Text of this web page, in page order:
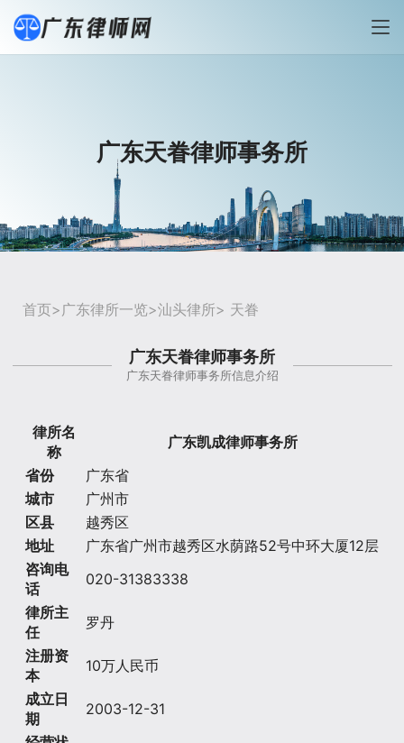
广东天眷律师事务所
首页> 广东律所一览>汕头律所> 天眷
广东天眷律师事务所
广东天眷律师事务所信息介绍
律所名
称
广东凯成律师事务所
省份
广东省
城市
广州市
区县
越秀区
地址
广东省广州市越秀区水荫路52号中环大厦12层
咨询电
话
020-31383338
律所主
任
罗丹
注册资
本
10万人民币
成立日
期
2003-12-31